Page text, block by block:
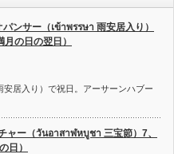
ンサー（เข้าพรรษา 雨安居入り）
の日の翌日）
居入り）で祝日。アーサーンハブー
ャー（วันอาสาฬหบูชา 三宝節）7、
日）